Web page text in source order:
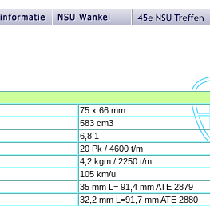
75 x 66 mm
583 cm3
6,8:1
20 Pk / 4600 t/m
4,2 kgm / 2250 t/m
105 km/u
35 mm L= 91,4 mm ATE 2879
32,2 mm L=91,7 mm ATE 2880